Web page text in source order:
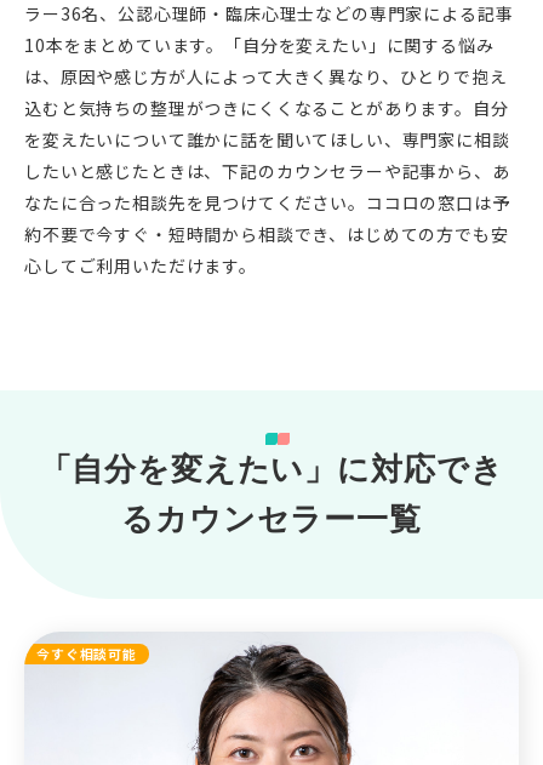
ラー36名、公認心理師・臨床心理士などの専門家による記事
10本をまとめています。「自分を変えたい」に関する悩み
は、原因や感じ方が人によって大きく異なり、ひとりで抱え
込むと気持ちの整理がつきにくくなることがあります。自分
を変えたいについて誰かに話を聞いてほしい、専門家に相談
したいと感じたときは、下記のカウンセラーや記事から、あ
なたに合った相談先を見つけてください。ココロの窓口は予
約不要で今すぐ・短時間から相談でき、はじめての方でも安
心してご利用いただけます。
「自分を変えたい」に対応でき
るカウンセラー一覧
今すぐ相談可能